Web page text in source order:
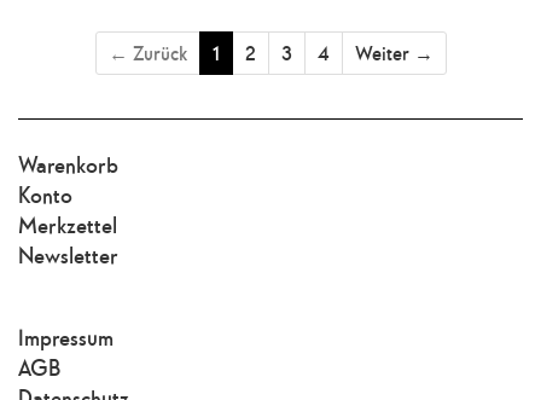
← Zurück 1 2 3 4 Weiter →
Warenkorb
Konto
Merkzettel
Newsletter
Impressum
AGB